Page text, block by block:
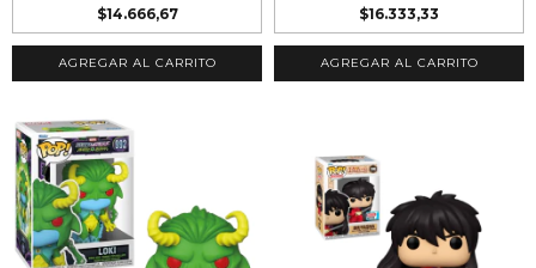
$14.666,67
$16.333,33